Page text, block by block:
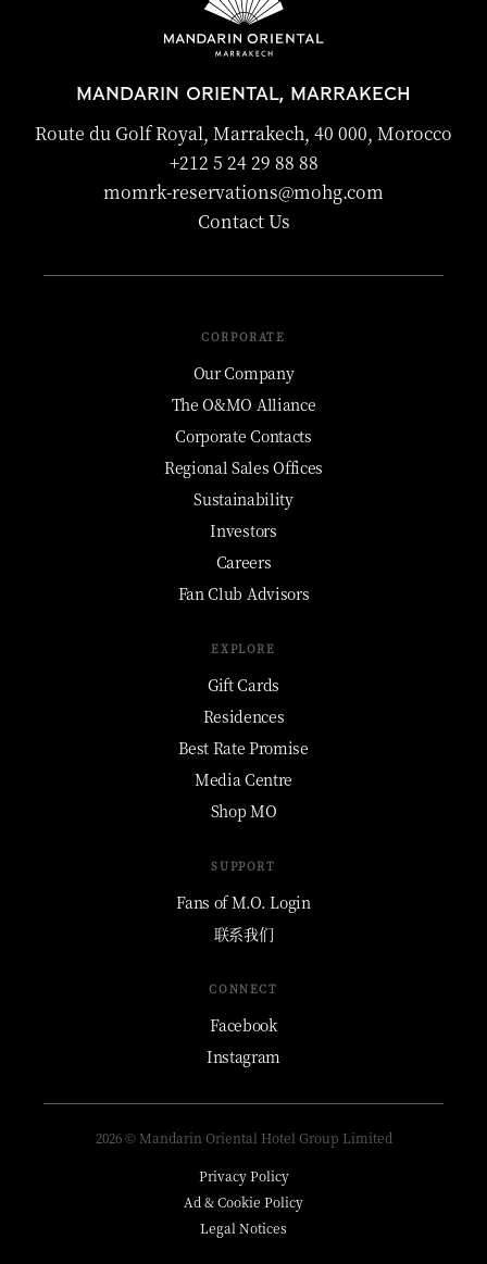
MANDARIN ORIENTAL, MARRAKECH
Route du Golf Royal, Marrakech, 40 000, Morocco
+212 5 24 29 88 88
momrk-reservations@mohg.com
Contact Us
CORPORATE
Our Company
The O&MO Alliance
Corporate Contacts
Regional Sales Offices
Sustainability
Investors
Careers
Fan Club Advisors
EXPLORE
Gift Cards
Residences
Best Rate Promise
Media Centre
Shop MO
SUPPORT
Fans of M.O. Login
联系我们
CONNECT
Facebook
Instagram
2026 © Mandarin Oriental Hotel Group Limited
Privacy Policy
Ad & Cookie Policy
Legal Notices